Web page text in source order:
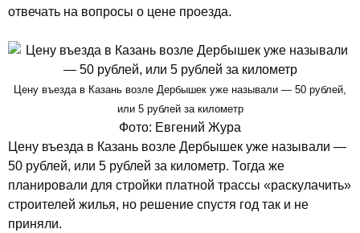
отвечать на вопросы о цене проезда.
Цену въезда в Казань возле Дербышек уже называли — 50 рублей,
или 5 рублей за километр
Фото: Евгений Жура
Цену въезда в Казань возле Дербышек уже называли —
50 рублей, или 5 рублей за километр. Тогда же
планировали для стройки платной трассы «раскулачить»
строителей жилья, но решение спустя год так и не
приняли.